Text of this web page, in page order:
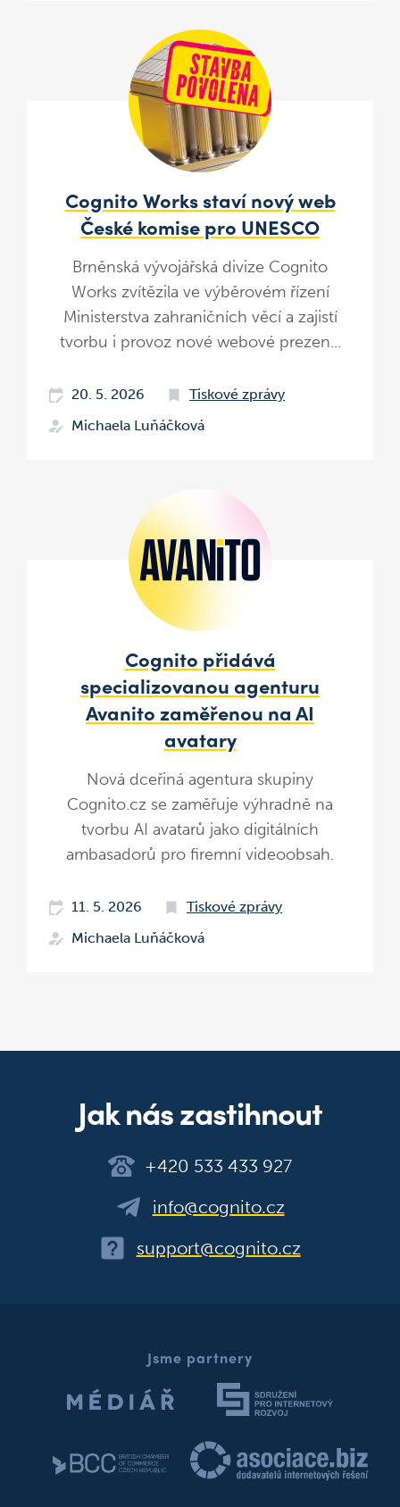
Cognito Works staví nový web
České komise pro UNESCO
Brněnská vývojářská divize Cognito
Works zvítězila ve výběrovém řízení
Ministerstva zahraničních věcí a zajistí
tvorbu i provoz nové webové prezen...
20. 5. 2026
Tiskové zprávy
Michaela Luňáčková
Cognito přidává
specializovanou agenturu
Avanito zaměřenou na AI
avatary
Nová dceřiná agentura skupiny
Cognito.cz se zaměřuje výhradně na
tvorbu AI avatarů jako digitálních
ambasadorů pro firemní videoobsah.
11. 5. 2026
Tiskové zprávy
Michaela Luňáčková
Jak nás zastihnout
+420 533 433 927
info@cognito.cz
support@cognito.cz
Jsme partnery